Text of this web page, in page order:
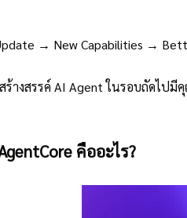
→ New Capabilities →
ร้างสรรค์ AI Agent ในรอบถัดไป
คืออะไร?